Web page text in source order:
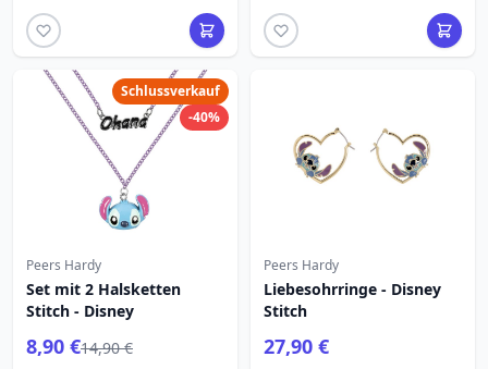
Schlussverkauf
-40%
Peers Hardy
Set mit 2 Halsketten
Stitch - Disney
8,90 €14,90 €
Peers Hardy
Liebesohrringe - Disney
Stitch
27,90 €